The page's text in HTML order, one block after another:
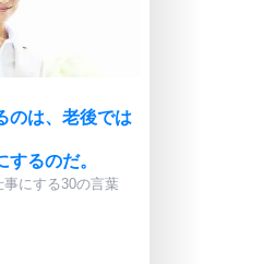
のは、老後では
するのだ。
事にする30の言葉